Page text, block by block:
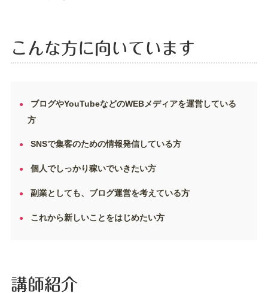
こんな方に向いています
ブログやYouTubeなどのWEBメディアを運営している
方
SNSで集客のための情報発信している方
個人でしっかり稼いでいきたい方
副業としても、ブログ運営を考えている方
これから新しいことをはじめたい方
講師紹介